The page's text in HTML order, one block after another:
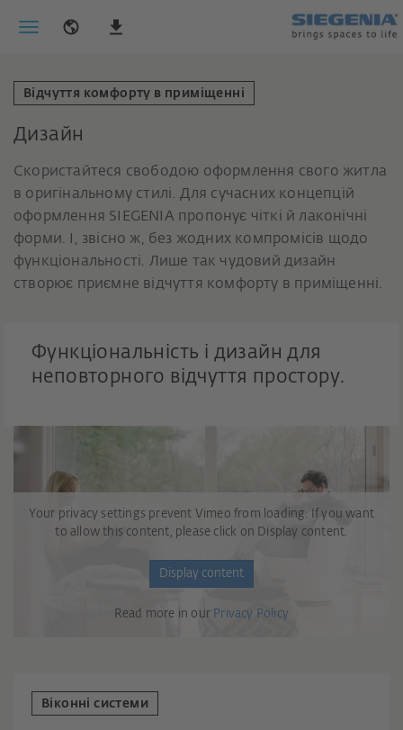
Відчуття комфорту в приміщенні
Дизайн
Скористайтеся свободою оформлення свого житла
в оригінальному стилі. Для сучасних концепцій
оформлення SIEGENIA пропонує чіткі й лаконічні
форми. І, звісно ж, без жодних компромісів щодо
функціональності. Лише так чудовий дизайн
створює приємне відчуття комфорту в приміщенні.
Функціональність і дизайн для
неповторного відчуття простору.
Your privacy settings prevent Vimeo from loading. If you want
to allow this content, please click on Display content.
Display content
Read more in our Privacy Policy
Віконні системи